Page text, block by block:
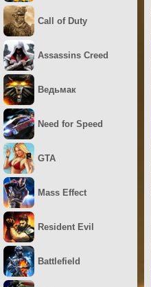
Call of Duty
Assassins Creed
Ведьмак
Need for Speed
GTA
Mass Effect
Resident Evil
Battlefield